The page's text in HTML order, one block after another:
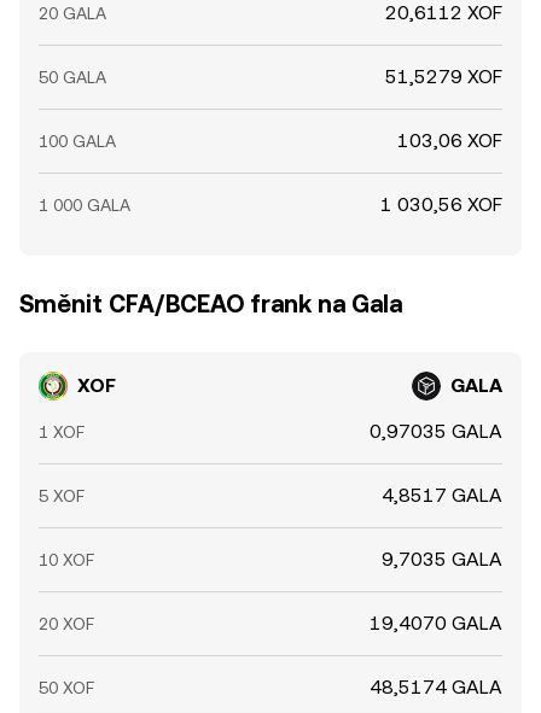
20 GALA 20,6112 XOF
50 GALA 51,5279 XOF
100 GALA 103,06 XOF
1 000 GALA 1 030,56 XOF
Směnit CFA/BCEAO frank na Gala
XOF GALA
1 XOF 0,97035 GALA
5 XOF 4,8517 GALA
10 XOF 9,7035 GALA
20 XOF 19,4070 GALA
50 XOF 48,5174 GALA